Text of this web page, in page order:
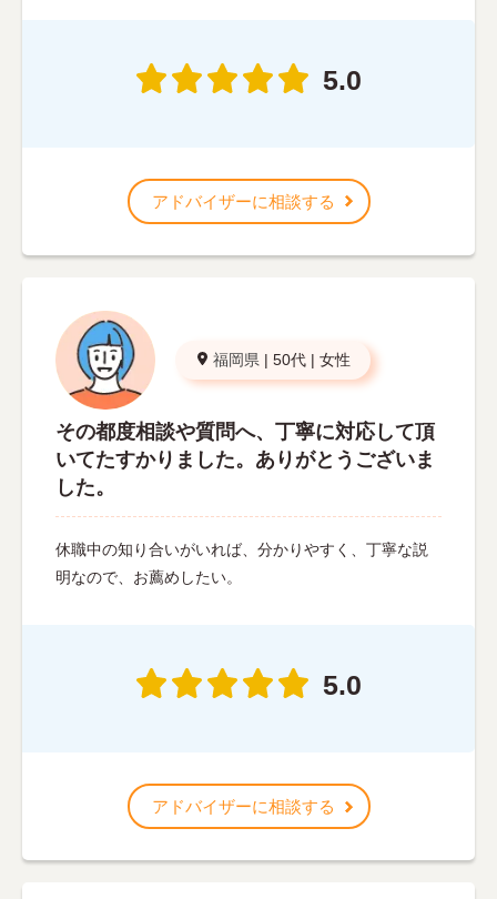
5.0
アドバイザーに相談する
福岡県 | 50代 | 女性
その都度相談や質問へ、丁寧に対応して頂
いてたすかりました。ありがとうございま
した。
休職中の知り合いがいれば、分かりやすく、丁寧な説
明なので、お薦めしたい。
5.0
アドバイザーに相談する